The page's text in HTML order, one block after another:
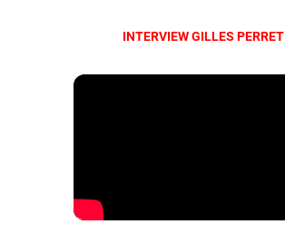
INTERVIEW GILLES PERRET